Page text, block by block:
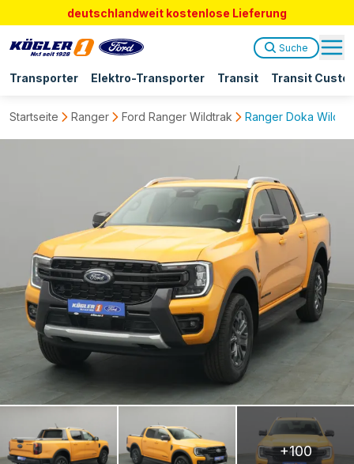
deutschlandweit kostenlose Lieferung
Transporter Elektro-Transporter Transit Transit
Suche
Startseite Ranger Ford Ranger Wildtrak Ranger Doka
+100